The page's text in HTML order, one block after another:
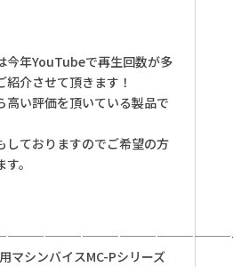
今年YouTubeで再生回数が多
介させて頂きます！
高い評価を頂いている製品で
しておりますのでご希望の方
。
マシンバイスMC-Pシリーズ